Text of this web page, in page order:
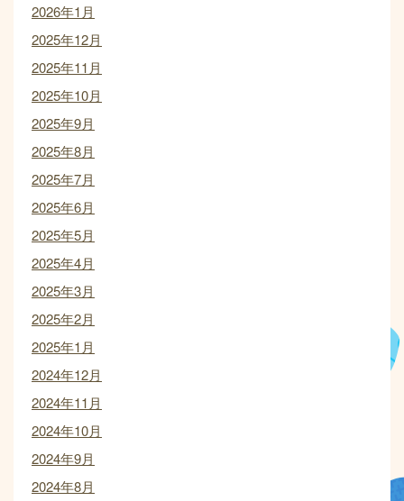
2026年1月
2025年12月
2025年11月
2025年10月
2025年9月
2025年8月
2025年7月
2025年6月
2025年5月
2025年4月
2025年3月
2025年2月
2025年1月
2024年12月
2024年11月
2024年10月
2024年9月
2024年8月